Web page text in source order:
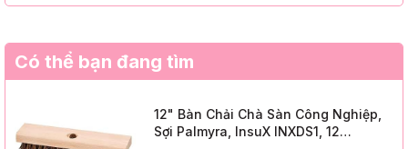
Có thể bạn đang tìm
12" Bàn Chải Chà Sàn Công Nghiệp,
Sợi Palmyra, InsuX INXDS1, 12